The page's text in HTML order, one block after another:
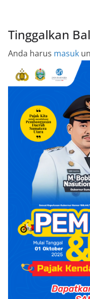
Tinggalkan
Anda harus masuk